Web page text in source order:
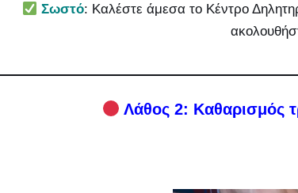
Σωστό: Καλέστε άμεσα το Κέντρο
Λάθος 2: Καθαρισμός